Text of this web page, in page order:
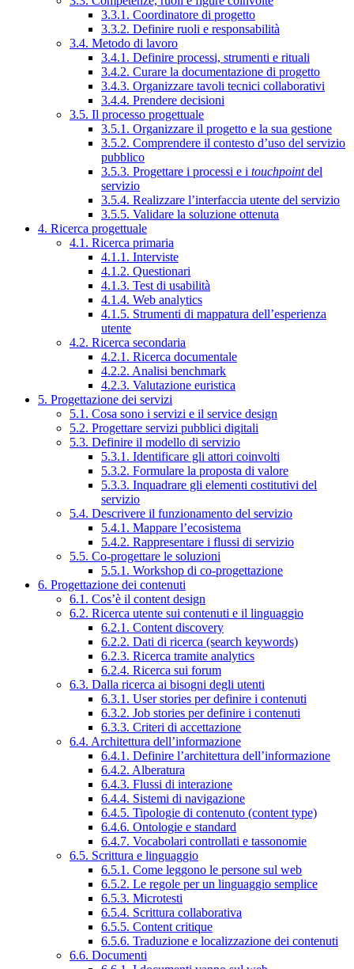
3.3.1. Coordinatore di progetto
3.3.2. Definire ruoli e responsabilità
3.4. Metodo di lavoro
3.4.1. Definire processi, strumenti e rituali
3.4.2. Curare la documentazione di progetto
3.4.3. Organizzare tavoli tecnici collaborativi
3.4.4. Prendere decisioni
3.5. Il processo progettuale
3.5.1. Organizzare il progetto e la sua gestione
3.5.2. Comprendere il contesto d’uso del servizio
pubblico
3.5.3. Progettare i processi e i touchpointdel
servizio
3.5.4. Realizzare l’interfaccia utente del servizio
3.5.5. Validare la soluzione ottenuta
4. Ricerca progettuale
4.1. Ricerca primaria
4.1.1. Interviste
4.1.2. Questionari
4.1.3. Test di usabilità
4.1.4. Web analytics
4.1.5. Strumenti di mappatura dell’esperienza
utente
4.2. Ricerca secondaria
4.2.1. Ricerca documentale
4.2.2. Analisi benchmark
4.2.3. Valutazione euristica
5. Progettazione dei servizi
5.1. Cosa sono i servizi e il service design
5.2. Progettare servizi pubblici digitali
5.3. Definire il modello di servizio
5.3.1. Identificare gli attori coinvolti
5.3.2. Formulare la proposta di valore
5.3.3. Inquadrare gli elementi costitutivi del
servizio
5.4. Descrivere il funzionamento del servizio
5.4.1. Mappare l’ecosistema
5.4.2. Rappresentare i flussi di servizio
5.5. Co-progettare le soluzioni
5.5.1. Workshop di co-progettazione
6. Progettazione dei contenuti
6.1. Cos’è il content design
6.2. Ricerca utente sui contenuti e il linguaggio
6.2.1. Content discovery
6.2.2. Dati di ricerca (search keywords)
6.2.3. Ricerca tramite analytics
6.2.4. Ricerca sui forum
6.3. Dalla ricerca ai bisogni degli utenti
6.3.1. User stories per definire i contenuti
6.3.2. Job stories per definire i contenuti
6.3.3. Criteri di accettazione
6.4. Architettura dell’informazione
6.4.1. Definire l’architettura dell’informazione
6.4.2. Alberatura
6.4.3. Flussi di interazione
6.4.4. Sistemi di navigazione
6.4.5. Tipologie di contenuto (content type)
6.4.6. Ontologie e standard
6.4.7. Vocabolari controllati e tassonomie
6.5. Scrittura e linguaggio
6.5.1. Come leggono le persone sul web
6.5.2. Le regole per un linguaggio semplice
6.5.3. Microtesti
6.5.4. Scrittura collaborativa
6.5.5. Content critique
6.5.6. Traduzione e localizzazione dei contenuti
6.6. Documenti